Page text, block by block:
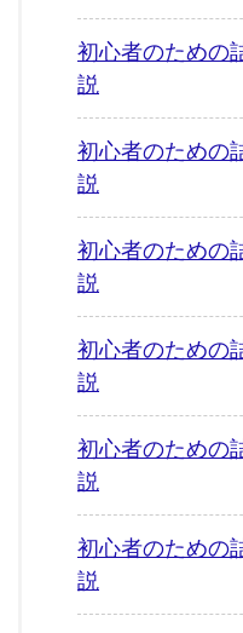
初心者のため
説
初心者のため
説
初心者のため
説
初心者のため
説
初心者のため
説
初心者のため
説